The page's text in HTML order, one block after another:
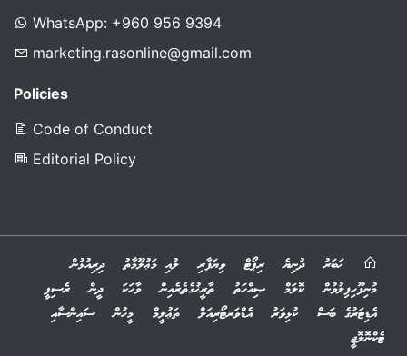
WhatsApp: +960 956 9394
marketing.rasonline@gmail.com
Policies
Code of Conduct
Editorial Policy
ޚަބަރު ދުނިޔެ ރިޕޯޓް ވިޔަފާރި ލުއި މަޢުލޫމާތު
ދިރިއުޅުން
މުނިފޫހިފިލުވުން
ކޮލަމް ޞިއްހަތު ތާރީޚުގެތެރެއިން ވާހަކަ ދީން
ރެސިޕީ
އެޑިޓަރުގެ ބަސް
ކުޅިވަރު އެޑްވަރޓޯރިއަލް ތަޢުލީމް މީހުން
ސައިންސާއި
ޓެކްނޮލޮޖީ